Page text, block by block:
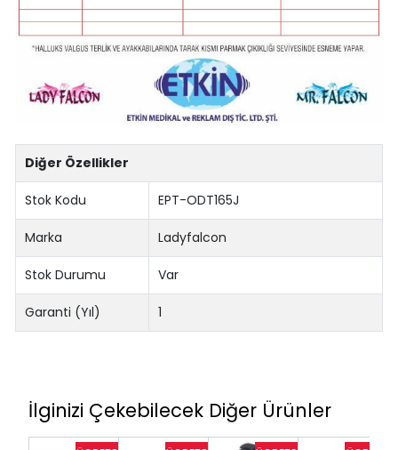
Diğer Özellikler
Stok Kodu EPT-ODT165J
Marka Ladyfalcon
Stok Durumu Var
Garanti (Yıl) 1
İlginizi Çekebilecek Diğer Ürünler